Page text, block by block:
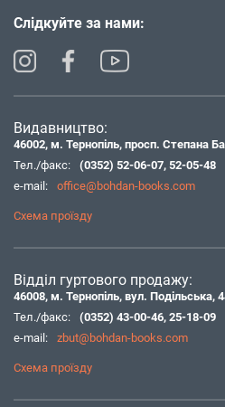
Слідкуйте за нами:
Видавництво:
46002, м. Тернопіль, просп. Степана
Тел./факс:
(0352) 52-06-07, 52-05-48
e-mail:
office@bohdan-books.com
Схема проїзду
Відділ гуртового продажу:
46008, м. Тернопіль, вул. Подільська,
Тел./факс:
(0352) 43-00-46, 25-18-09
e-mail:
zbut@bohdan-books.com
Схема проїзду